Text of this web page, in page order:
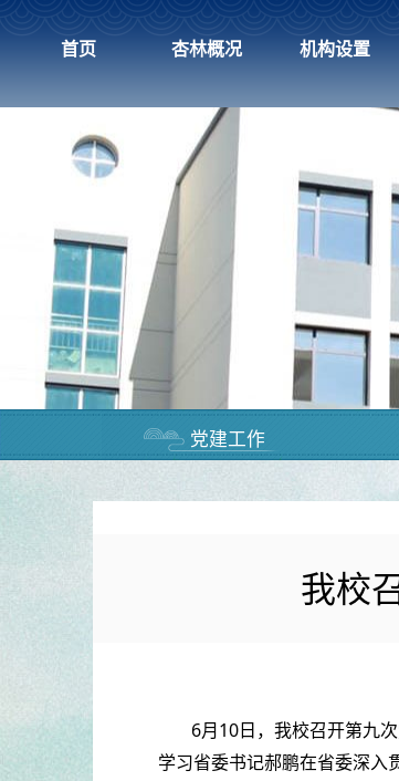
首页 杏林概况 机构设置
党建工作
我校
6月10日，我校召开第九
学习省委书记郝鹏在省委深入